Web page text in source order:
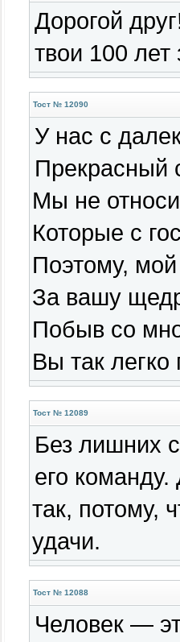
Дорогой
твои 100 лет
Тост № 12090
У нас с
Прекрасный
Мы не
Которые с
Поэтому,
За вашу
Побыв со
Вы так
Тост № 12089
Без лишних
его
так, потому,
удачи.
Тост № 12088
Человек —